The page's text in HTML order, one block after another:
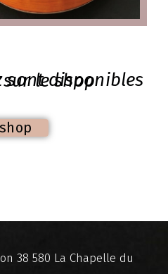
à l'achat sur le shop
38 580 La Chapelle du